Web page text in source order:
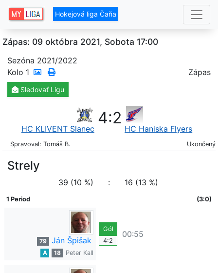
Hokejová liga Čaňa
Zápas: 09 októbra 2021, Sobota 17:00
Sezóna 2021/2022
Kolo 1 Zápas
Sledovať Ligu
HC KLIVENT Slanec
4:2
HC Haniska Flyers
Spravoval: Tomáš B. Ukončený
Strely
39 (10 %) : 16 (13 %)
1 Period (3:0)
79 Ján Špišak
A 18 Peter Kall
Gól
4:2
00:55